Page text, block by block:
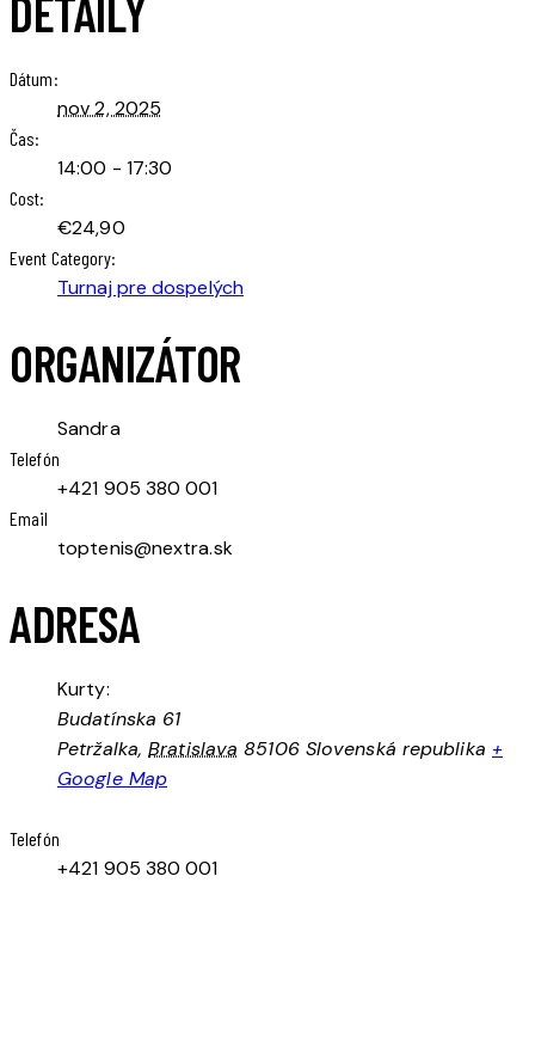
DETAILY
Dátum:
nov 2, 2025
Čas:
14:00 - 17:30
Cost:
€24,90
Event Category:
Turnaj pre dospelých
ORGANIZÁTOR
Sandra
Telefón
+421 905 380 001
Email
toptenis@nextra.sk
ADRESA
Kurty:
Budatínska 61
Petržalka, Bratislava 85106 Slovenská republika +
Google Map
Telefón
+421 905 380 001